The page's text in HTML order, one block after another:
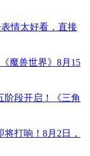
情太好看，直接
魔兽世界》8月15
阶段开启！《三角
打响！8月2日，